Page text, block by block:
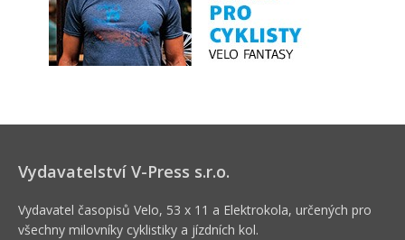
Vydavatelství V-Press s.r.o.
Vydavatel časopisů Velo, 53 x 11 a Elektrokola, určených pro
všechny milovníky cyklistiky a jízdních kol.